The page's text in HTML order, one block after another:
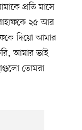
প্রতি মাসে
২৫ আর
দিয়ো আমার
আমার ভাই
তোমরা